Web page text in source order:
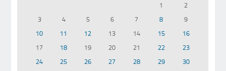
1
2
3
4 5 6 7 8
9
10
11 12 13 14 15
16
17
18 19 20 21 22
23
24
25 26 27 28 29 30